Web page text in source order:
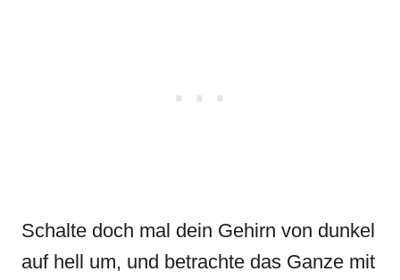
Schalte doch mal dein Gehirn von dunkel
auf hell um, und betrachte das Ganze mit